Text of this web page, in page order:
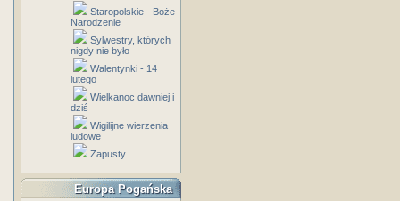
Staropolskie - Boże
Narodzenie
Sylwestry, których
nigdy nie było
Walentynki - 14
lutego
Wielkanoc dawniej i
dziś
Wigilijne wierzenia
ludowe
Zapusty
Europa Pogańska